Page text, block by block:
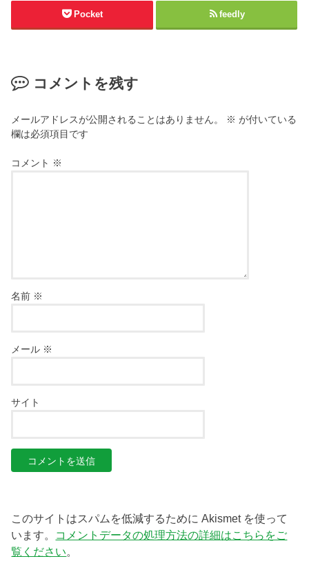
Pocket feedly
コメントを残す
メールアドレスが公開されることはありません。 ※ が付いている
欄は必須項目です
コメント ※
名前 ※
メール ※
サイト
このサイトはスパムを低減するために Akismet を使って
います。 コメントデータの処理方法の詳細はこちらをご
覧ください。